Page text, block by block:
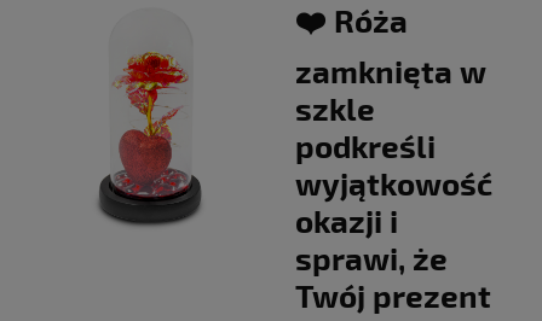
❤️ Róża
zamknięta w
szkle
podkreśli
wyjątkowość
okazji i
sprawi, że
Twój prezent